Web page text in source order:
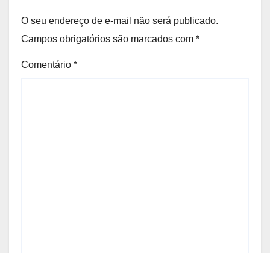
O seu endereço de e-mail não será publicado.
Campos obrigatórios são marcados com *
Comentário *